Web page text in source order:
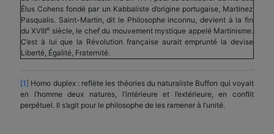
Élus Cohens fondé par un Kabbaliste d’origine portugaise, Martinez
Pasqualis. Saint-Martin, dit le Philosophe inconnu, devient à la fin
du XVIIIe siècle, le chef du mouvement mystique appelé Martinisme.
C’est à lui que la Révolution française aurait emprunté la devise
Liberté, Égalité, Fraternité.
[1] Homo duplex : reflète les théories du naturaliste Buffon qui voyait
en l’homme deux natures, l’intérieure et l’extérieure, en conflit
perpétuel. Il s’agit pour le philosophe de les ramener à l’unité.